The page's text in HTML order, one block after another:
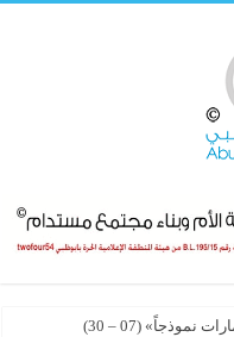
(07 – 30)